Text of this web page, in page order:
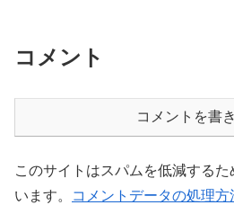
コメント
コメントを書
このサイトはスパムを低減する
います。
コメントデータの処理